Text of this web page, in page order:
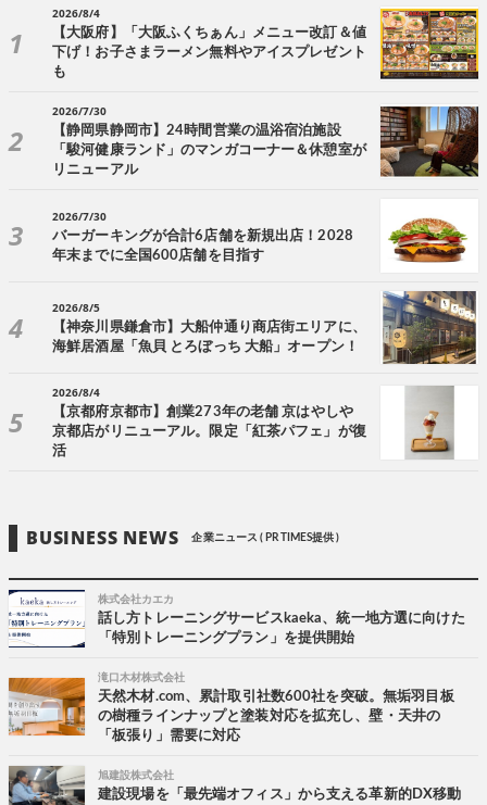
2026/8/4
【大阪府】「大阪ふくちぁん」メニュー改訂＆値
下げ！お子さまラーメン無料やアイスプレゼント
も
2026/7/30
【静岡県静岡市】24時間営業の温浴宿泊施設
「駿河健康ランド」のマンガコーナー＆休憩室が
リニューアル
2026/7/30
バーガーキングが合計6店舗を新規出店！2028
年末までに全国600店舗を目指す
2026/8/5
【神奈川県鎌倉市】大船仲通り商店街エリアに、
海鮮居酒屋「魚貝 とろぼっち 大船」オープン！
2026/8/4
【京都府京都市】創業273年の老舗 京はやしや
京都店がリニューアル。限定「紅茶パフェ」が復
活
BUSINESS NEWS 企業ニュース ( PR TIMES提供 )
株式会社カエカ
話し方トレーニングサービスkaeka、統一地方選に向けた
「特別トレーニングプラン」を提供開始
滝口木材株式会社
天然木材.com、累計取引社数600社を突破。無垢羽目板
の樹種ラインナップと塗装対応を拡充し、壁・天井の
「板張り」需要に対応
旭建設株式会社
建設現場を「最先端オフィス」から支える革新的DX移動